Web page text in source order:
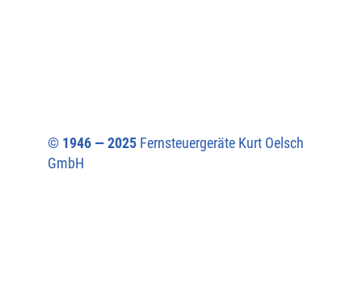
© 1946 — 2025 Fernsteuergeräte Kurt Oelsch
GmbH​